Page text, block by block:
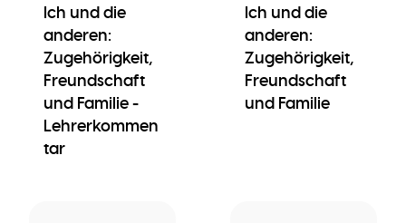
Ich und die
anderen:
Zugehörigkeit,
Freundschaft
und Familie -
Lehrerkommen
tar
Ich und die
anderen:
Zugehörigkeit,
Freundschaft
und Familie